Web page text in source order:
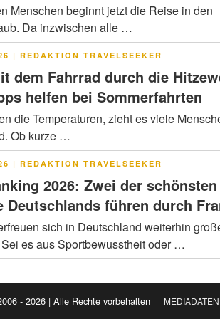
Menschen beginnt jetzt die Reise in den
Da inzwischen alle …
| REDAKTION TRAVELSEEKER
dem Fahrrad durch die
helfen bei Sommerfahrten
die Temperaturen, zieht es viele
Ob kurze …
| REDAKTION TRAVELSEEKER
2026: Zwei der schönsten
Deutschlands führen durch
sich in Deutschland weiterhin
es aus Sportbewusstheit oder …
- 2026 | Alle Rechte vorbehalten MEDIADATEN